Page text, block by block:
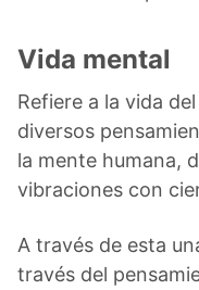
Vida mental
Refiere a la vida
diversos
la mente humana,
vibraciones con
A través de esta
través del